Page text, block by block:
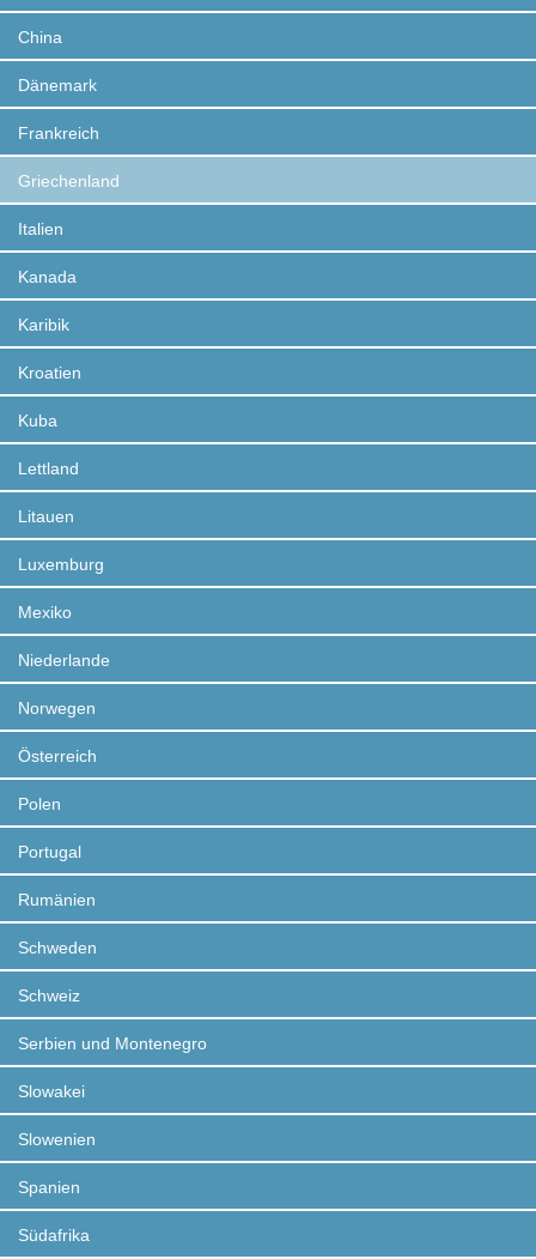
China
Dänemark
Frankreich
Griechenland
Italien
Kanada
Karibik
Kroatien
Kuba
Lettland
Litauen
Luxemburg
Mexiko
Niederlande
Norwegen
Österreich
Polen
Portugal
Rumänien
Schweden
Schweiz
Serbien und Montenegro
Slowakei
Slowenien
Spanien
Südafrika